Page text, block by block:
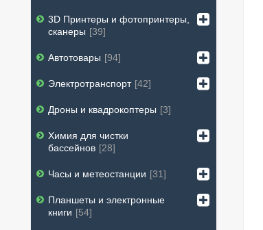
3D Принтеры и фотопринтеры,
сканеры
39
Автотовары 94
Электротранспорт 42
Дроны и квадрокоптеры 3
Химия для чистки
бассейнов 28
Часы и метеостанции 31
Планшеты и электронные
книги
54